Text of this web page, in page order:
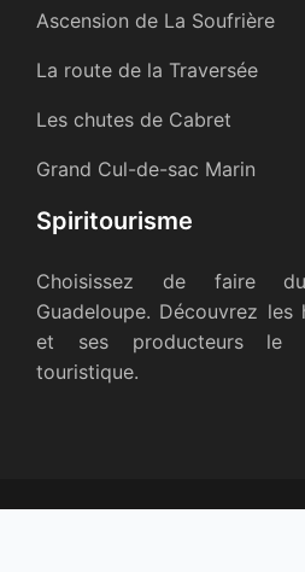
Ascension de La Soufrière
La route de la Traversée
Les chutes de Cabret
Grand Cul-de-sac Marin
Spiritourisme
Choisissez de faire
Guadeloupe. Découvrez
et ses producteurs le
touristique.